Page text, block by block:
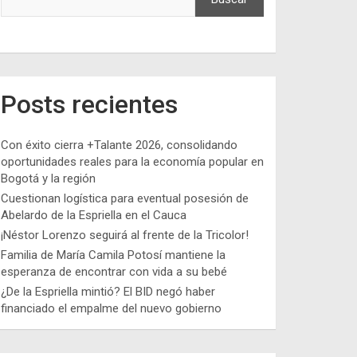
Posts recientes
Con éxito cierra +Talante 2026, consolidando
oportunidades reales para la economía popular en
Bogotá y la región
Cuestionan logística para eventual posesión de
Abelardo de la Espriella en el Cauca
¡Néstor Lorenzo seguirá al frente de la Tricolor!
Familia de María Camila Potosí mantiene la
esperanza de encontrar con vida a su bebé
¿De la Espriella mintió? El BID negó haber
financiado el empalme del nuevo gobierno